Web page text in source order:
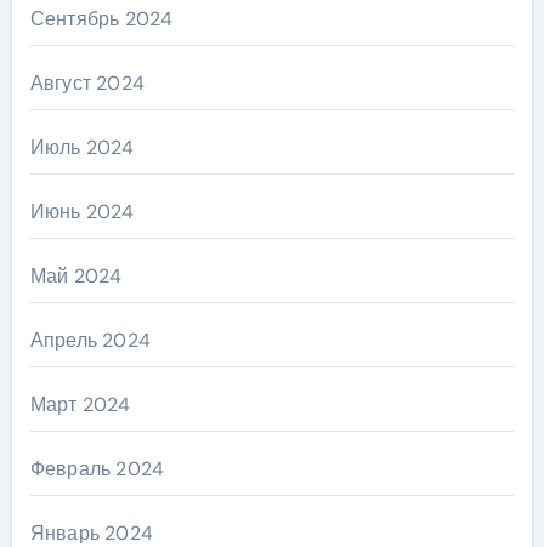
Сентябрь 2024
Август 2024
Июль 2024
Июнь 2024
Май 2024
Апрель 2024
Март 2024
Февраль 2024
Январь 2024